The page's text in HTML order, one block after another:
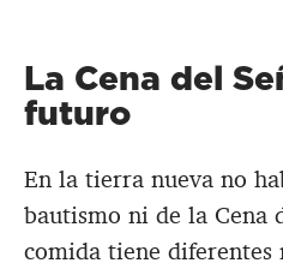
La Cena del
futuro
En la tierra nueva no
bautismo ni de la Cena
comida tiene diferentes